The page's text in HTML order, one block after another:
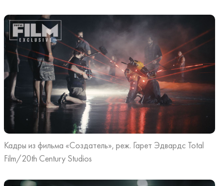
Кадры из фильма «Создатель», реж. Гарет Эдвардс Total
Film/20th Century Studios